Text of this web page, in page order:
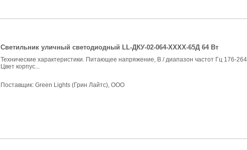
Светильник уличный светодиодный LL-ДКУ-02-064-ХХХХ-65Д 64 Вт
Технические характеристики. Питающее напряжение, В / диапазон частот Гц 176-
Цвет корпус...
Поставщик: Green Lights (Грин Лайтс), ООО